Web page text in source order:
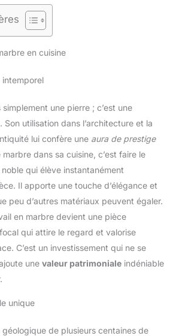
en cuisine
intemporel
simplement une pierre ; c’est une
utilisation dans l’architecture et la
lui confère une aura de prestige
dans sa cuisine, c’est faire le
qui élève instantanément
Il apporte une touche d’élégance et
peu d’autres matériaux peuvent égaler.
en marbre devient une pièce
qui attire le regard et valorise
C’est un investissement qui ne se
une valeur patrimoniale indéniable
unique
géologique de plusieurs centaines de